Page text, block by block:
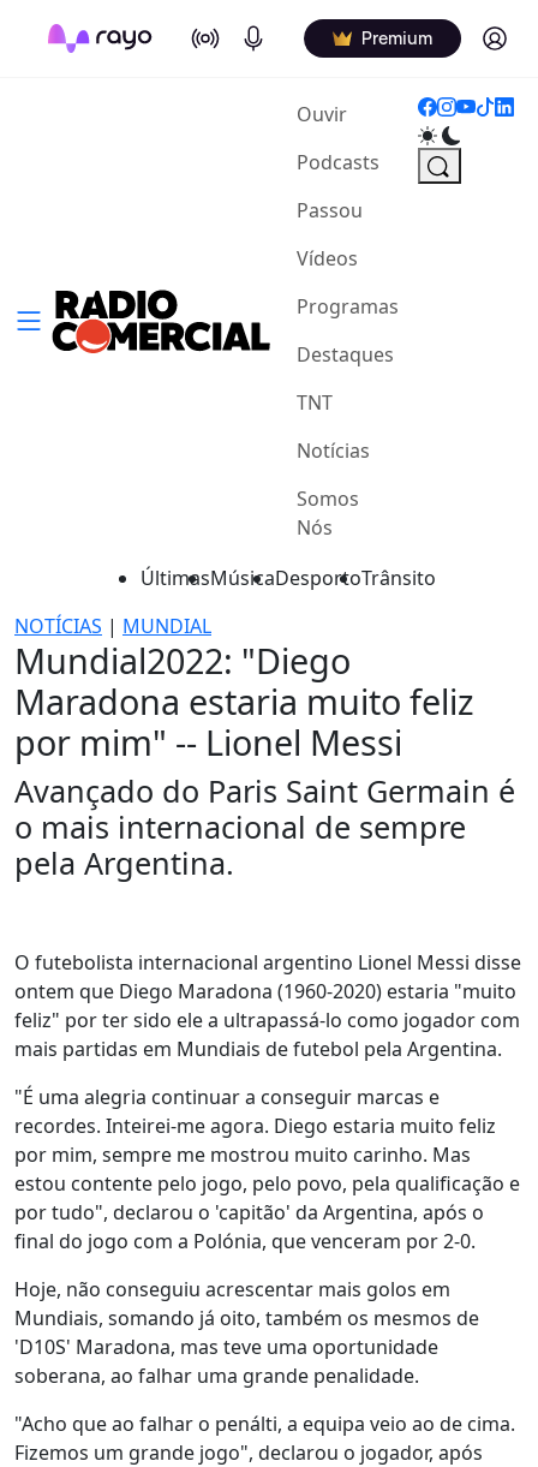
On Air Podcasts Premium Log in
Ouvir(current)
Podcasts
Passou
Vídeos
Programas
Destaques
TNT
Notícias
Somos
Nós
ÚltimasMúsicaDesportoTrânsito
NOTÍCIAS | MUNDIAL
Mundial2022: "Diego
Maradona estaria muito feliz
por mim" -- Lionel Messi
Avançado do Paris Saint Germain é
o mais internacional de sempre
pela Argentina.
O futebolista internacional argentino Lionel Messi disse
ontem que Diego Maradona (1960-2020) estaria "muito
feliz" por ter sido ele a ultrapassá-lo como jogador com
mais partidas em Mundiais de futebol pela Argentina.
"É uma alegria continuar a conseguir marcas e
recordes. Inteirei-me agora. Diego estaria muito feliz
por mim, sempre me mostrou muito carinho. Mas
estou contente pelo jogo, pelo povo, pela qualificação e
por tudo", declarou o 'capitão' da Argentina, após o
final do jogo com a Polónia, que venceram por 2-0.
Hoje, não conseguiu acrescentar mais golos em
Mundiais, somando já oito, também os mesmos de
'D10S' Maradona, mas teve uma oportunidade
soberana, ao falhar uma grande penalidade.
"Acho que ao falhar o penálti, a equipa veio ao de cima.
Fizemos um grande jogo", declarou o jogador, após